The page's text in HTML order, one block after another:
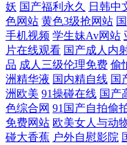
碰人人 麻豆三级视频 美女
AB 免费试看av韩国 免费三
av 伊人大香蕉性爱 亚洲东
观看 变态另类首页在线 超
妖 国产福利永久 日韩中
色网站 黄色3级抢网站
手机视频 学生妹Av网站
片在线观看 国产成人内
品 成人三级伦理免费 偷
洲精华液 国内精自线 国
洲欧美 91操碰在线 国产
色综合网 91国产自拍偷
免费网站 欧美女人与动
碰大香蕉 户外自慰影院